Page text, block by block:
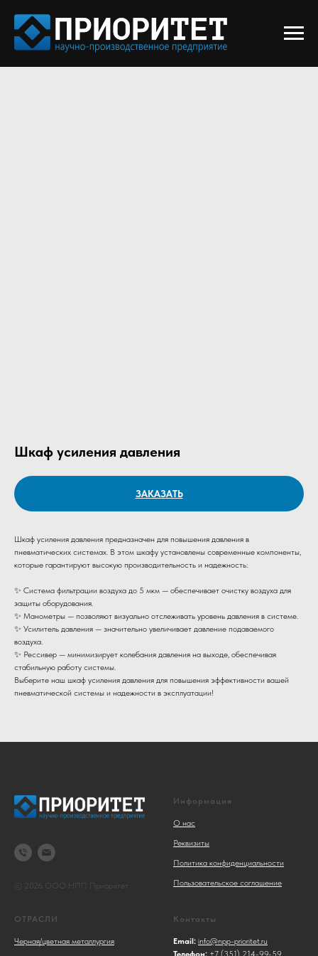
Шкаф усиления давления
ЗАКАЗАТЬ
Шкаф усиления давления предназначен для повышения давления в
пневматических системах. В этом шкафу установлены современные компоненты,
которые гарантируют высокую производительность и надежность:
✨ Система фильтрации воздуха до 5 мкм — обеспечивает очистку воздуха для
защиты оборудования.
✨ Манометры — позволяют визуально отслеживать уровень давления в системе.
✨ Усилитель давления — значительно увеличивает давление подаваемого
воздуха.
✨ Рессивер — минимизирует колебания давления на выходе, обеспечивая
стабильную работу системы.
Выберите наш шкаф усиления давления для повышения эффективности вашей
пневматической системы и надежности в эксплуатации!
© 2026 ООО НПП Приоритет
Информация
О нас
Реквизиты
Политика конфиденциальности
Пользовательское соглашение
ОТРАСЛИ
Черная/цветная металлургия
Контакты
Email: info@npp-prioritet.ru
Телефон: +7 (351) 214-99-59